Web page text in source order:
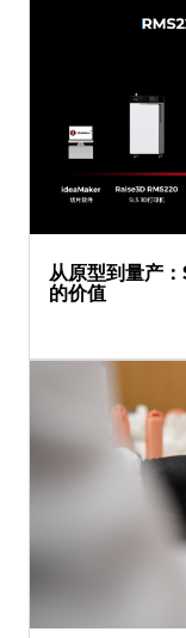
从原型到量产
的价值